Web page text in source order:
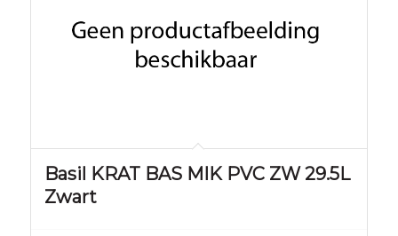
Basil KRAT BAS MIK PVC ZW 29.5L
Zwart